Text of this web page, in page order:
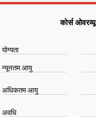
कोर्स ओवरव्यू
योग्यता
न्यूनतम आयु
अधिकतम आयु
अवधि